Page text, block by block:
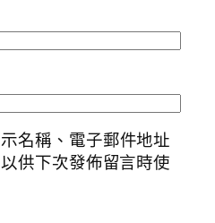
名稱、電子郵件地址
供下次發佈留言時使